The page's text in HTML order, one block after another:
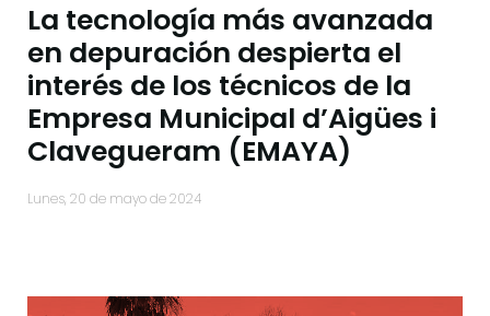
La tecnología más avanzada
en depuración despierta el
interés de los técnicos de la
Empresa Municipal d’Aigües i
Clavegueram (EMAYA)
lunes, 20 de mayo de 2024